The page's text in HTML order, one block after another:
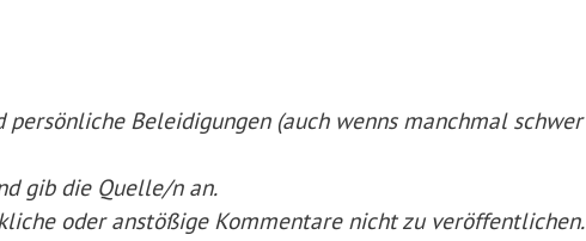
Beleidigungen (auch wenns manchmal schwer
gib die Quelle/n an.
oder anstößige Kommentare nicht zu veröffentlichen.